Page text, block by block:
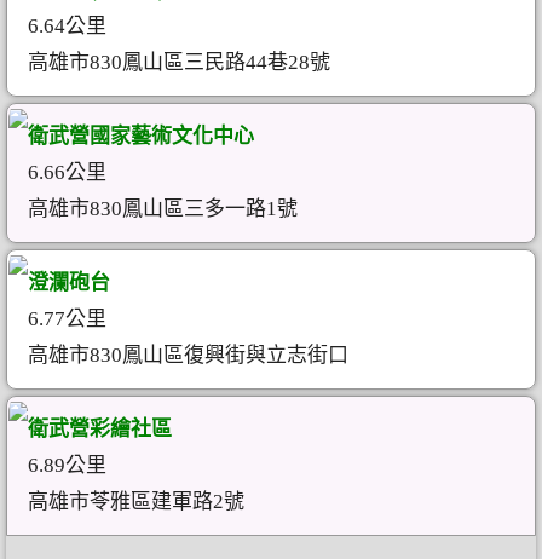
6.64公里
高雄市830鳳山區三民路44巷28號
衛武營國家藝術文化中心
6.66公里
高雄市830鳳山區三多一路1號
澄瀾砲台
6.77公里
高雄市830鳳山區復興街與立志街口
衛武營彩繪社區
6.89公里
高雄市苓雅區建軍路2號